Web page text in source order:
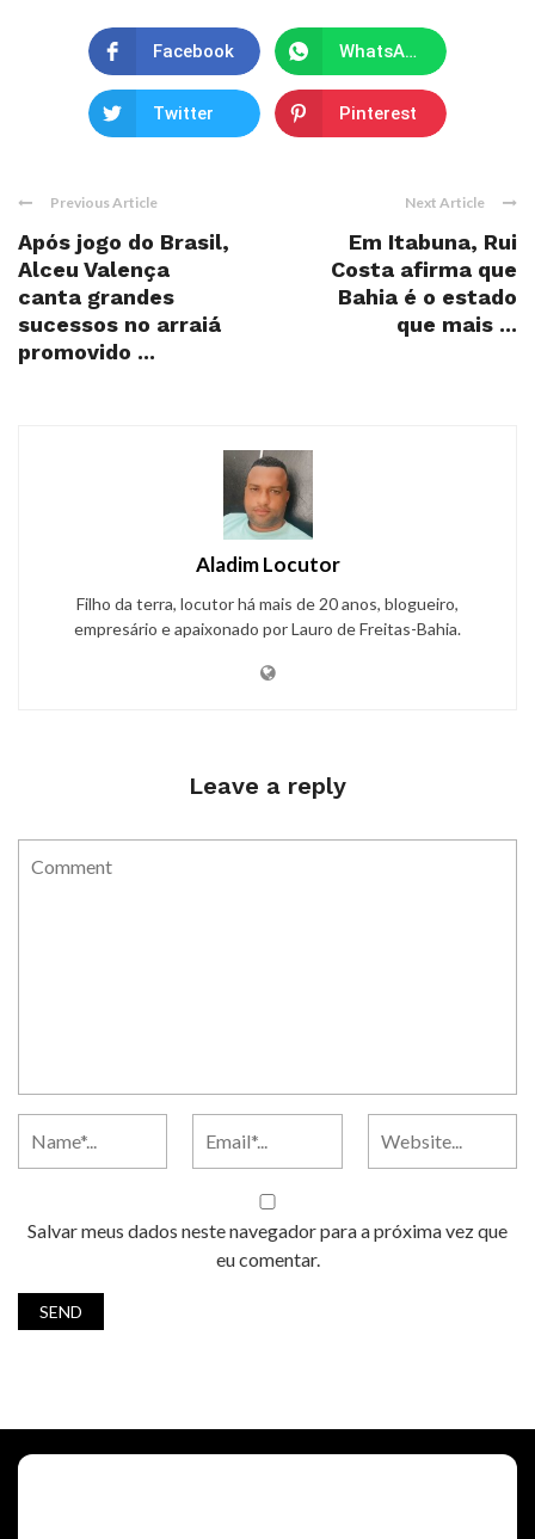
Facebook WhatsApp
Twitter Pinterest
Previous Article
Após jogo do Brasil,
Alceu Valença
canta grandes
sucessos no arraiá
promovido ...
Next Article
Em Itabuna, Rui
Costa afirma que
Bahia é o estado
que mais ...
Aladim Locutor
Filho da terra, locutor há mais de 20 anos, blogueiro,
empresário e apaixonado por Lauro de Freitas-Bahia.
Leave a reply
Salvar meus dados neste navegador para a próxima vez que
eu comentar.